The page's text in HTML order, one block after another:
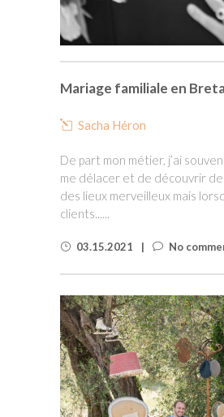
Mariage familiale en
Sacha Héron
De part mon métier, j’ai
me délacer et de découvrir
des lieux merveilleux mais
clients......
03.15.2021 No